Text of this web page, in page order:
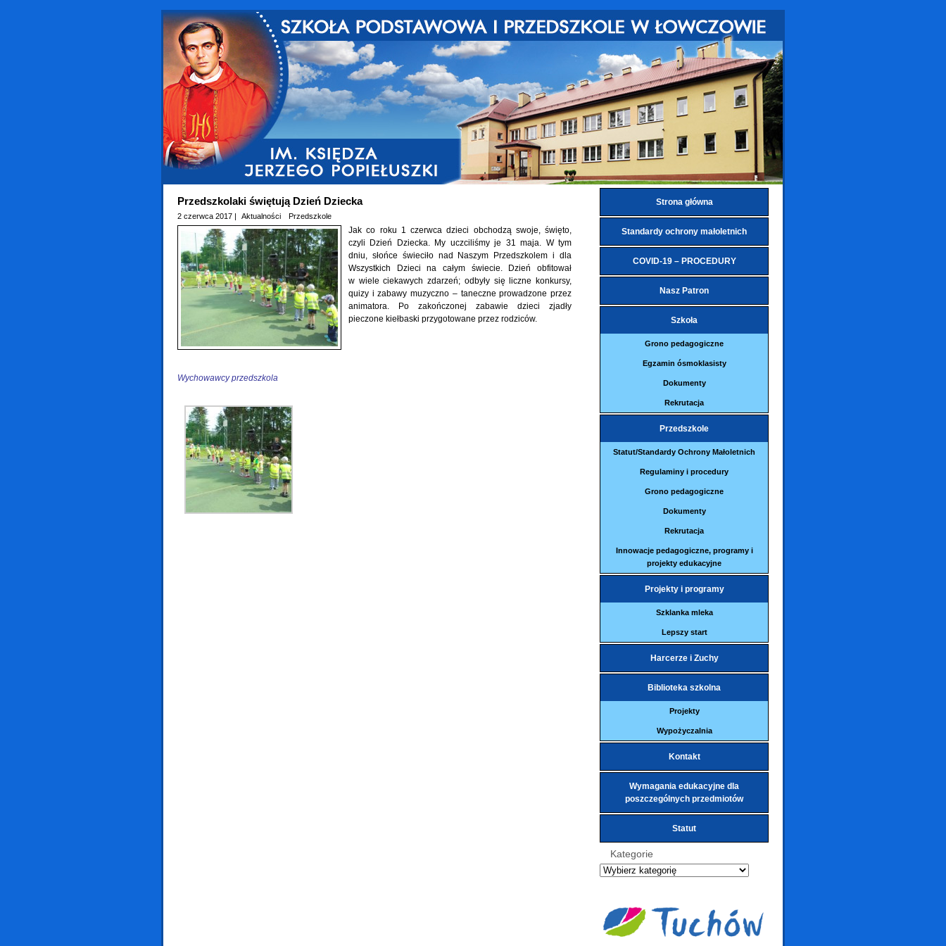
Przedszkolaki świętują Dzień Dziecka
2 czerwca 2017 | Aktualności Przedszkole
Jak co roku 1 czerwca dzieci obchodzą swoje, święto,
czyli Dzień Dziecka. My uczciliśmy je 31 maja. W tym
dniu, słońce świeciło nad Naszym Przedszkolem i dla
Wszystkich Dzieci na całym świecie. Dzień obfitował
w wiele ciekawych zdarzeń; odbyły się liczne konkursy,
quizy i zabawy muzyczno – taneczne prowadzone przez
animatora. Po zakończonej zabawie dzieci zjadły
pieczone kiełbaski przygotowane przez rodziców.
Wychowawcy przedszkola
Strona główna
Standardy ochrony małoletnich
COVID-19 – PROCEDURY
Nasz Patron
Szkoła
Grono pedagogiczne
Egzamin ósmoklasisty
Dokumenty
Rekrutacja
Przedszkole
Statut/Standardy Ochrony Małoletnich
Regulaminy i procedury
Grono pedagogiczne
Dokumenty
Rekrutacja
Innowacje pedagogiczne, programy i
projekty edukacyjne
Projekty i programy
Szklanka mleka
Lepszy start
Harcerze i Zuchy
Biblioteka szkolna
Projekty
Wypożyczalnia
Kontakt
Wymagania edukacyjne dla
poszczególnych przedmiotów
Statut
Kategorie
Kategorie